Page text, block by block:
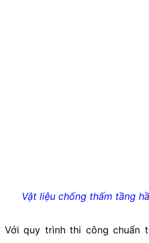
Vật liệu chống thấm tầng
Với quy trình thi công chuẩn